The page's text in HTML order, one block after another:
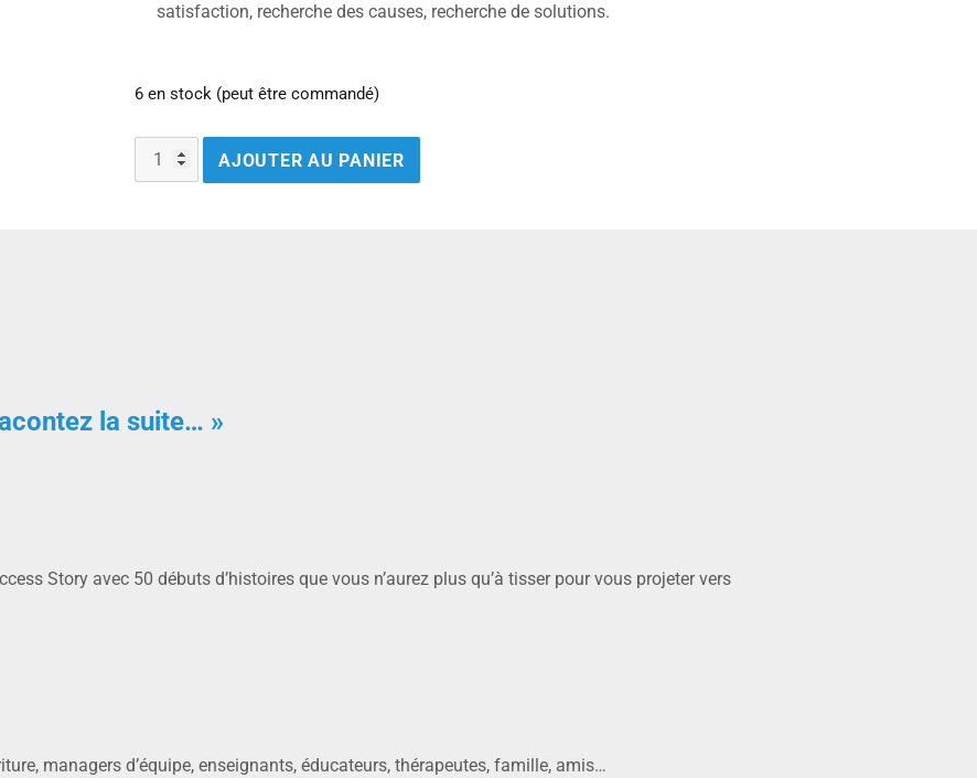
satisfaction, recherche des causes, recherche de solutions.
6 en stock (peut être commandé)
AJOUTER AU PANIER
la suite… »
Story avec 50 débuts d’histoires que vous n’aurez plus qu’à tisser pour vous projeter vers
managers d’équipe, enseignants, éducateurs, thérapeutes, famille, amis…